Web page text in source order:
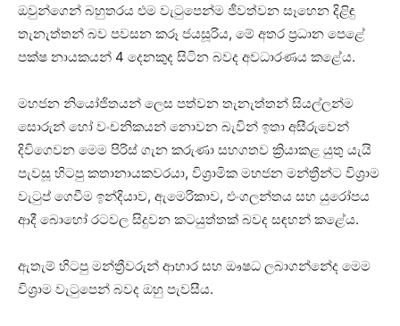
ඔවුන්ගෙන් බහුතරය එම වැටුපෙන්ම ජීවත්වන සෑහෙන දිළිඳු
තැනැත්තන් බව පවසන කරූ ජයසූරිය, මේ අතර ප්‍රධාන පෙළේ
පක්ෂ නායකයන් 4 දෙනකුද සිටින බවද අවධාරණය කළේය.
මහජන නියෝජිතයන් ලෙස පත්වන තැනැත්තන් සියල්ලන්ම
සොරුන් හෝ වංචනිකයන් නොවන බැවින් ඉතා අසීරුවෙන්
දිවිගෙවන මෙම පිරිස් ගැන කරුණා සහගතව ක්‍රියාකළ යුතු යැයි
පැවසූ හිටපු කතානායකවරයා, විශ්‍රාමික මහජන මන්ත්‍රීන්ට විශ්‍රාම
වැටුප් ගෙවීම ඉන්දියාව, ඇමෙරිකාව, එංගලන්තය සහ යුරෝපය
ආදී බොහෝ රටවල සිදුවන කටයුත්තක් බවද සඳහන් කළේය.
ඇතැම් හිටපු මන්ත්‍රීවරුන් ආහාර සහ ඖෂධ ලබාගන්නේද මෙම
විශ්‍රාම වැටුපෙන් බවද ඔහු පැවසීය.